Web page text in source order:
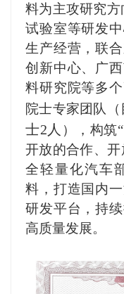
料为主攻研究方
试验室等研发
生产经营，联
创新中心、广
料研究院等多个
院士专家团队（
士2人 ），构筑
开放的合作、
全轻量化汽车
料，打造国内
研发平台，持
高质量发展。